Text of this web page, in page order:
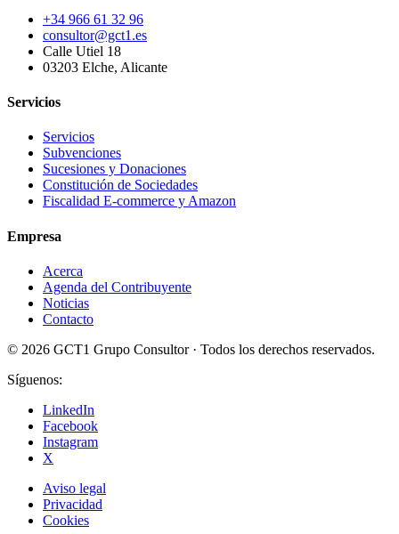
+34 966 61 32 96
consultor@gct1.es
Calle Utiel 18
03203 Elche, Alicante
Servicios
Servicios
Subvenciones
Sucesiones y Donaciones
Constitución de Sociedades
Fiscalidad E-commerce y Amazon
Empresa
Acerca
Agenda del Contribuyente
Noticias
Contacto
© 2026 GCT1 Grupo Consultor · Todos los derechos reservados.
Síguenos:
LinkedIn
Facebook
Instagram
X
Aviso legal
Privacidad
Cookies